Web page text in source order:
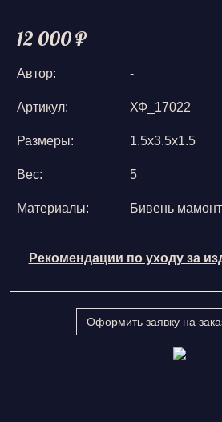
12 000 ₽
Автор: -
Артикул: ХФ_17022
Размеры: 1.5х3.5х1.5
Вес: 5
Материалы: Бивень
Рекомендации по уходу за
Оформить заявку на